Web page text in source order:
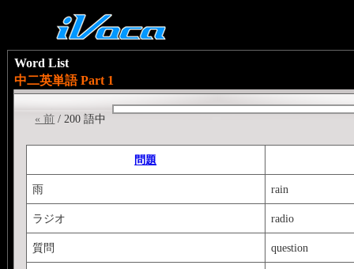
Word List
中二英単語 Part 1
« 前 / 200 語中
問題
雨 rain
ラジオ radio
質問 question